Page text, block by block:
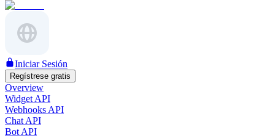
Iniciar Sesión
Regístrese gratis
Overview
Widget API
Webhooks API
Chat API
Bot API